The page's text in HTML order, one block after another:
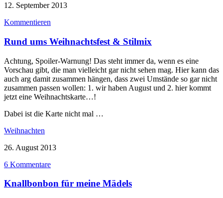
12. September 2013
Kommentieren
Rund ums Weihnachtsfest & Stilmix
Achtung, Spoiler-Warnung! Das steht immer da, wenn es eine
Vorschau gibt, die man vielleicht gar nicht sehen mag. Hier kann das
auch arg damit zusammen hängen, dass zwei Umstände so gar nicht
zusammen passen wollen: 1. wir haben August und 2. hier kommt
jetzt eine Weihnachtskarte…!
Dabei ist die Karte nicht mal …
Weihnachten
26. August 2013
6 Kommentare
Knallbonbon für meine Mädels